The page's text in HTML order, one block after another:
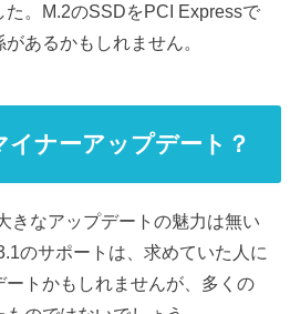
た。M.2のSSDをPCI Expressで
あるかもしれません。
ナーアップデート？
きなアップデートの魅力は無い
のサポートは、求めていた人に
ートかもしれませんが、多くの